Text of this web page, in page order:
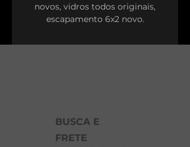
novos, vidros todos originais,
escapamento 6x2 novo.
BUSCA E
FRETE